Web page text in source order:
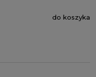
do koszyka